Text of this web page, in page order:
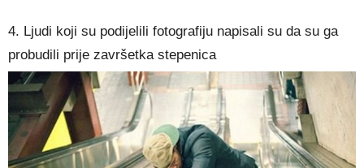
4. Ljudi koji su podijelili fotografiju napisali su da su ga
probudili prije završetka stepenica